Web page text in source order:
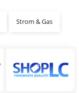
Strom & Gas